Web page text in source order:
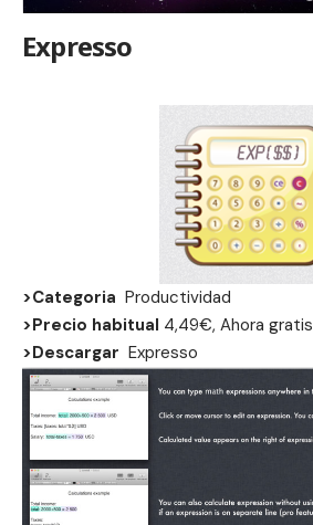
Expresso
>Categoria Productividad
>Precio habitual 4,49€, Ahora gratis
>Descargar Expresso